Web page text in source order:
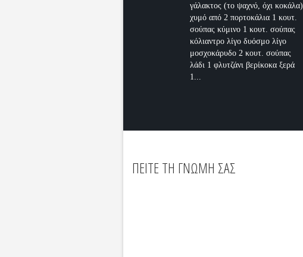
γάλακτος (το ψαχνό, όχι κοκάλα)
χυμό από 2 πορτοκάλια 1 κουτ.
σούπας κύμινο 1 κουτ. σούπας
κόλιαντρο λίγο δυόσμο λίγο
μοσχοκάρυδο 2 κουτ. σούπας
λάδι 1 φλυτζάνι βερίκοκα ξερά
1...
ΠΕΙΤΕ ΤΗ ΓΝΩΜΗ ΣΑΣ